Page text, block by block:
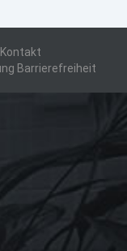
Kontakt
Barrierefreiheit